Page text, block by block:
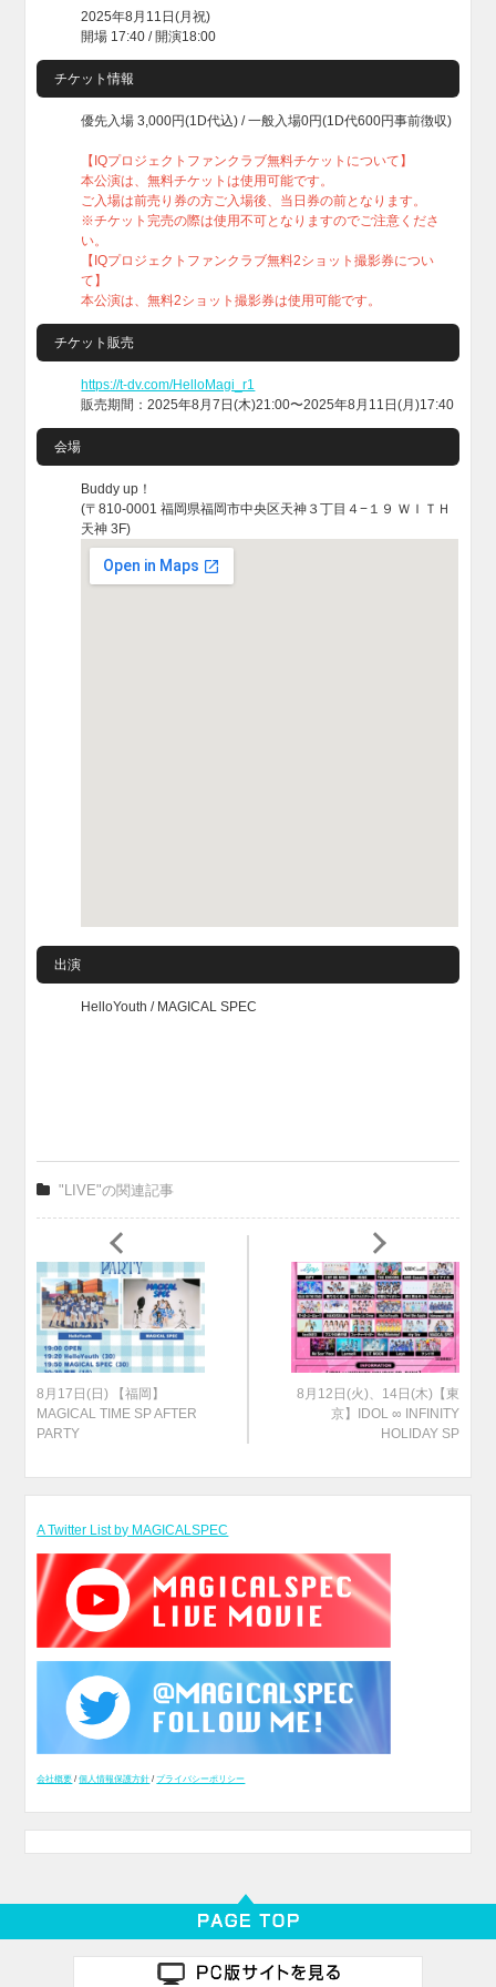
2025年8月11日(月祝)
開場 17:40 / 開演18:00
チケット情報
優先入場 3,000円(1D代込) / 一般入場0円(1D代600円事前徴収)
【IQプロジェクトファンクラブ無料チケットについて】
本公演は、無料チケットは使用可能です。
ご入場は前売り券の方ご入場後、当日券の前となります。
※チケット完売の際は使用不可となりますのでご注意くださ
い。
【IQプロジェクトファンクラブ無料2ショット撮影券につい
て】
本公演は、無料2ショット撮影券は使用可能です。
チケット販売
https://t-dv.com/HelloMagi_r1
販売期間：2025年8月7日(木)21:00〜2025年8月11日(月)17:40
会場
Buddy up！
(〒810-0001 福岡県福岡市中央区天神３丁目４−１９ ＷＩＴＨ
天神 3F)
出演
HelloYouth / MAGICAL SPEC
"LIVE"の関連記事
8月17日(日) 【福岡】
MAGICAL TIME SP AFTER
PARTY
8月12日(火)、14日(木)【東
京】IDOL ∞ INFINITY
HOLIDAY SP
A Twitter List by MAGICALSPEC
会社概要 /個人情報保護方針 /プライバシーポリシー